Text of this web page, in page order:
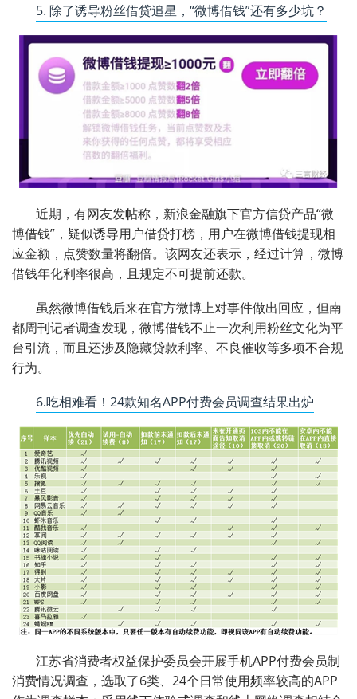
5. 除了诱导粉丝借贷追星，“微博借钱”还有多少坑？
近期，有网友发帖称，新浪金融旗下官方信贷产品“微
博借钱”，疑似诱导用户借贷打榜，用户在微博借钱提现相
应金额，点赞数量将翻倍。该网友还表示，经过计算，微博
借钱年化利率很高，且规定不可提前还款。
虽然微博借钱后来在官方微博上对事件做出回应，但南
都周刊记者调查发现，微博借钱不止一次利用粉丝文化为平
台引流，而且还涉及隐藏贷款利率、不良催收等多项不合规
行为。
6.吃相难看！24款知名APP付费会员调查结果出炉
江苏省消费者权益保护委员会开展手机APP付费会员制
消费情况调查，选取了6类、24个日常使用频率较高的APP